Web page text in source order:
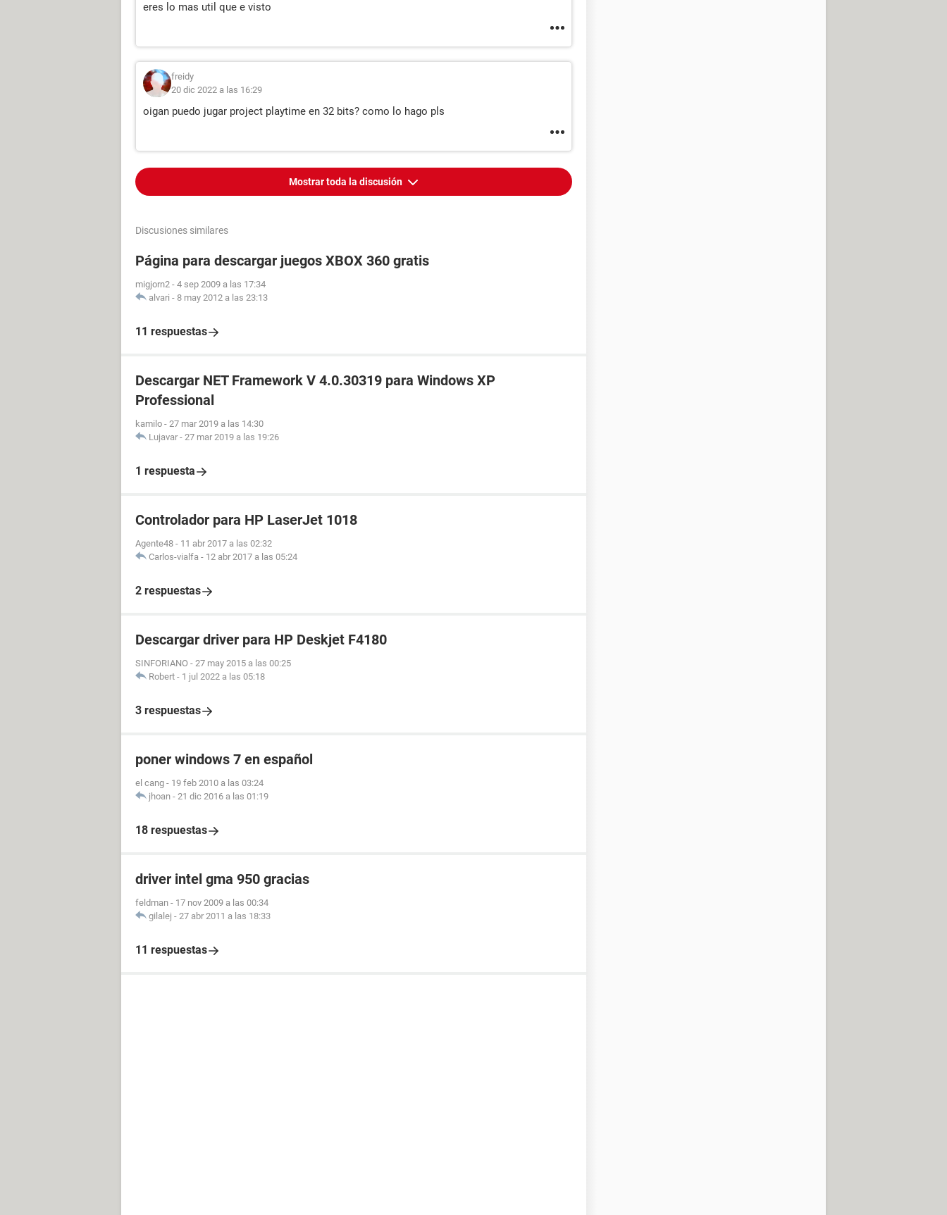
eres lo mas util que e visto
freidy
20 dic 2022 a las 16:29
oigan puedo jugar project playtime en 32 bits? como lo hago pls
Mostrar toda la discusión
Discusiones similares
Página para descargar juegos XBOX 360 gratis
migjorn2 - 4 sep 2009 a las 17:34
alvari - 8 may 2012 a las 23:13
11 respuestas
Descargar NET Framework V 4.0.30319 para Windows XP
Professional
kamilo - 27 mar 2019 a las 14:30
Lujavar - 27 mar 2019 a las 19:26
1 respuesta
Controlador para HP LaserJet 1018
Agente48 - 11 abr 2017 a las 02:32
Carlos-vialfa - 12 abr 2017 a las 05:24
2 respuestas
Descargar driver para HP Deskjet F4180
SINFORIANO - 27 may 2015 a las 00:25
Robert - 1 jul 2022 a las 05:18
3 respuestas
poner windows 7 en español
el cang - 19 feb 2010 a las 03:24
jhoan - 21 dic 2016 a las 01:19
18 respuestas
driver intel gma 950 gracias
feldman - 17 nov 2009 a las 00:34
gilalej - 27 abr 2011 a las 18:33
11 respuestas